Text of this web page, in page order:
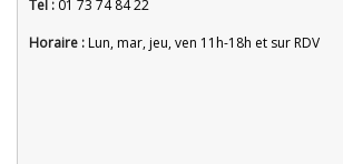
Tel : 01 73 74 84 22
Horaire :Lun, mar, jeu, ven 11h-18h et sur RDV